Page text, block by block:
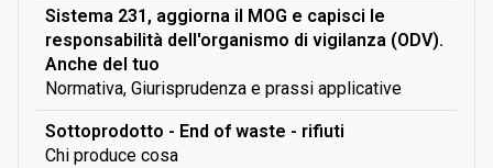
Sistema 231, aggiorna il MOG e capisci le
responsabilità dell'organismo di vigilanza (ODV).
Anche del tuo
Normativa, Giurisprudenza e prassi applicative
Sottoprodotto - End of waste - rifiuti
Chi produce cosa